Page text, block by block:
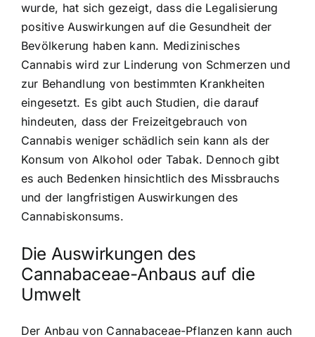
wurde, hat sich gezeigt, dass die Legalisierung
positive Auswirkungen auf die Gesundheit der
Bevölkerung haben kann. Medizinisches
Cannabis wird zur Linderung von Schmerzen und
zur Behandlung von bestimmten Krankheiten
eingesetzt. Es gibt auch Studien, die darauf
hindeuten, dass der Freizeitgebrauch von
Cannabis weniger schädlich sein kann als der
Konsum von Alkohol oder Tabak. Dennoch gibt
es auch Bedenken hinsichtlich des Missbrauchs
und der langfristigen Auswirkungen des
Cannabiskonsums.
Die Auswirkungen des
Cannabaceae-Anbaus auf die
Umwelt
Der Anbau von Cannabaceae-Pflanzen kann auch